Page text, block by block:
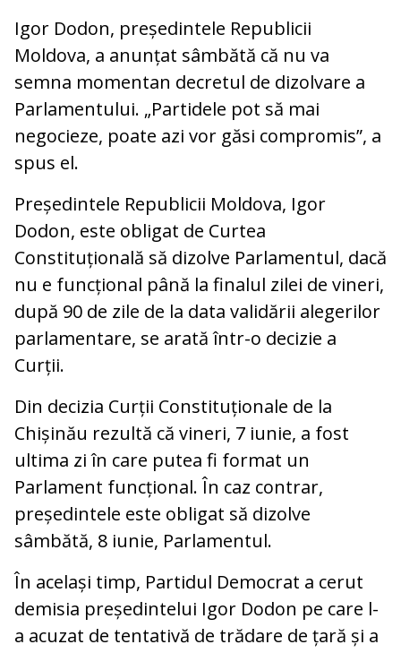
Igor Dodon, președintele Republicii
Moldova, a anunțat sâmbătă că nu va
semna momentan decretul de dizolvare a
Parlamentului. „Partidele pot să mai
negocieze, poate azi vor găsi compromis”, a
spus el.
Președintele Republicii Moldova, Igor
Dodon, este obligat de Curtea
Constituțională să dizolve Parlamentul, dacă
nu e funcțional până la finalul zilei de vineri,
după 90 de zile de la data validării alegerilor
parlamentare, se arată într-o decizie a
Curții.
Din decizia Curții Constituționale de la
Chișinău rezultă că vineri, 7 iunie, a fost
ultima zi în care putea fi format un
Parlament funcțional. În caz contrar,
președintele este obligat să dizolve
sâmbătă, 8 iunie, Parlamentul.
În același timp, Partidul Democrat a cerut
demisia președintelui Igor Dodon pe care l-
a acuzat de tentativă de trădare de țară și a